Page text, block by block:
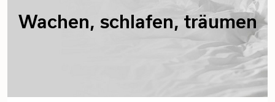
Wachen, schlafen, träumen